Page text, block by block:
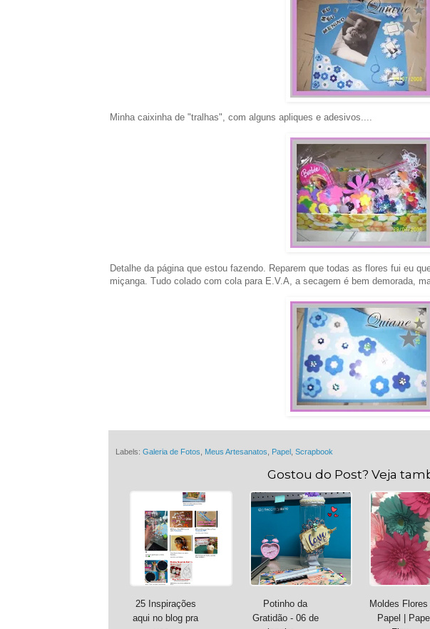
Minha caixinha de "tralhas", com alguns apliques e adesivos....
Detalhe da página que estou fazendo. Reparem que todas as flores fui eu
miçanga. Tudo colado com cola para E.V.A, a secagem é bem demorada,
Labels: Galeria de Fotos Meus Artesanatos Papel Scrapbook
Gostou do Post? Veja
25 Inspirações
aqui no blog pra
Potinho da
Gratidão - 06 de
Moldes Flores
Papel |